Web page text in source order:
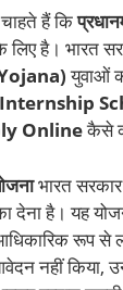
हैं कि
लिए है। भारत
युवाओं
Onlineकैसे
भारत
देना है। यह
रूप से
नहीं किया,